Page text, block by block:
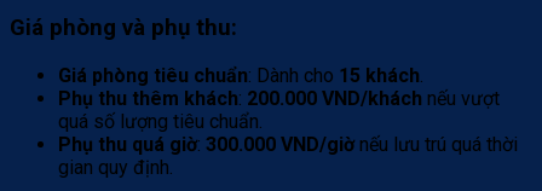
Giá phòng và phụ thu:
Giá phòng tiêu chuẩn: Dành cho 15 khách
Phụ thu thêm khách: 200.000 VND/khách nếu vượt
quá số lượng tiêu chuẩn.
Phụ thu quá giờ: 300.000 VND/giờnếu lưu trú quá thời
gian quy định.